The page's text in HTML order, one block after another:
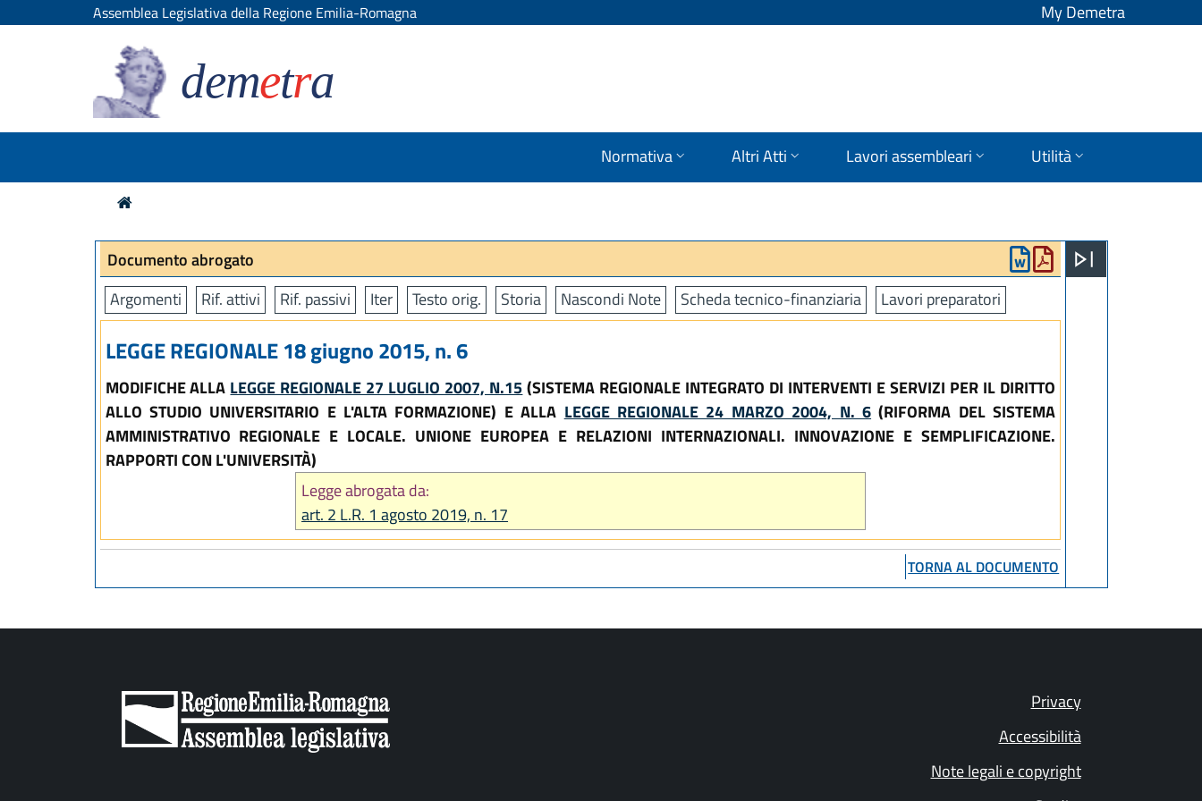
Assemblea Legislativa della Regione Emilia-Romagna My Demetra
demetra
Normativa Altri Atti Lavori assembleari Utilità
Documento abrogato
Argomenti
Rif. attivi Rif. passivi Iter Testo orig. Storia Nascondi Note Scheda tecnico-finanziaria Lavori preparatori
LEGGE REGIONALE 18 giugno 2015, n. 6
MODIFICHE ALLA LEGGE REGIONALE 27 LUGLIO 2007, N.15(SISTEMA REGIONALE INTEGRATO DI INTERVENTI E SERVIZI PER IL DIRITTO
ALLO STUDIO UNIVERSITARIO E L'ALTA FORMAZIONE) E ALLA LEGGE REGIONALE 24 MARZO 2004, N. 6 (RIFORMA DEL SISTEMA
AMMINISTRATIVO REGIONALE E LOCALE. UNIONE EUROPEA E RELAZIONI INTERNAZIONALI. INNOVAZIONE E SEMPLIFICAZIONE.
RAPPORTI CON L'UNIVERSITÀ)
Legge abrogata da:
art. 2 L.R. 1 agosto 2019, n. 17
TORNA AL DOCUMENTO
Privacy
Accessibilità
Note legali e copyright